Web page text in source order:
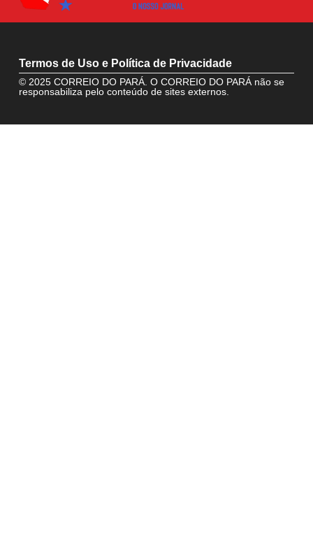
Termos de Uso e Política de Privacidade
© 2025 CORREIO DO PARÁ. O CORREIO DO PARÁ não se
responsabiliza pelo conteúdo de sites externos.